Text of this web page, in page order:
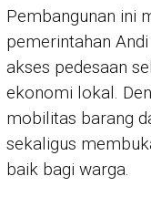
Pembangunan ini
pemerintahan
akses pedesaan
ekonomi lokal.
mobilitas barang
sekaligus
baik bagi warga.